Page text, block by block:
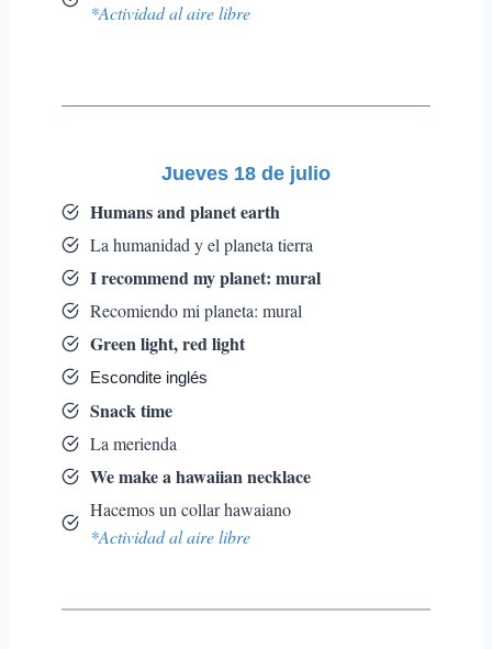
*Actividad al aire libre
Jueves 18 de julio
Humans and planet earth
La humanidad y el planeta tierra
I recommend my planet: mural
Recomiendo mi planeta: mural
Green light, red light
Escondite inglés
Snack time
La merienda
We make a hawaiian necklace
Hacemos un collar hawaiano
*Actividad al aire libre